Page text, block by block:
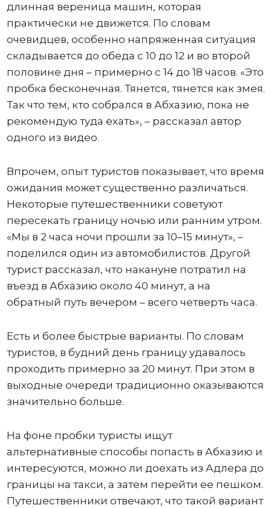
длинная вереница машин, которая
практически не движется. По словам
очевидцев, особенно напряженная ситуация
складывается до обеда с 10 до 12 и во второй
половине дня – примерно с 14 до 18 часов. «Это
пробка бесконечная. Тянется, тянется как змея.
Так что тем, кто собрался в Абхазию, пока не
рекомендую туда ехать», – рассказал автор
одного из видео.
Впрочем, опыт туристов показывает, что время
ожидания может существенно различаться.
Некоторые путешественники советуют
пересекать границу ночью или ранним утром.
«Мы в 2 часа ночи прошли за 10–15 минут», –
поделился один из автомобилистов. Другой
турист рассказал, что накануне потратил на
въезд в Абхазию около 40 минут, а на
обратный путь вечером – всего четверть часа.
Есть и более быстрые варианты. По словам
туристов, в будний день границу удавалось
проходить примерно за 20 минут. При этом в
выходные очереди традиционно оказываются
значительно больше.
На фоне пробки туристы ищут
альтернативные способы попасть в Абхазию и
интересуются, можно ли доехать из Адлера до
границы на такси, а затем перейти ее пешком.
Путешественники отвечают, что такой вариант